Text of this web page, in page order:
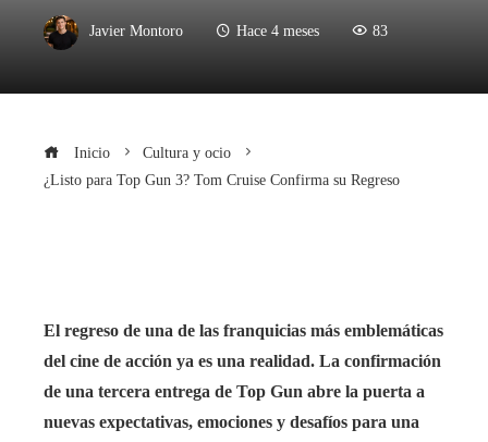
Javier Montoro Hace 4 meses 83
Inicio
Cultura y ocio
¿Listo para Top Gun 3? Tom Cruise Confirma su Regreso
El regreso de una de las franquicias más emblemáticas
del cine de acción ya es una realidad. La confirmación
de una tercera entrega de Top Gun abre la puerta a
nuevas expectativas, emociones y desafíos para una